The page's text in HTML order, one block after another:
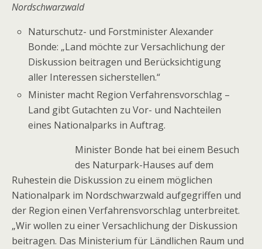
Nordschwarzwald
Naturschutz- und Forstminister Alexander
Bonde: „Land möchte zur Versachlichung der
Diskussion beitragen und Berücksichtigung
aller Interessen sicherstellen.“
Minister macht Region Verfahrensvorschlag –
Land gibt Gutachten zu Vor- und Nachteilen
eines Nationalparks in Auftrag.
Minister Bonde hat bei einem Besuch
des Naturpark-Hauses auf dem
Ruhestein die Diskussion zu einem möglichen
Nationalpark im Nordschwarzwald aufgegriffen und
der Region einen Verfahrensvorschlag unterbreitet.
„Wir wollen zu einer Versachlichung der Diskussion
beitragen. Das Ministerium für Ländlichen Raum und